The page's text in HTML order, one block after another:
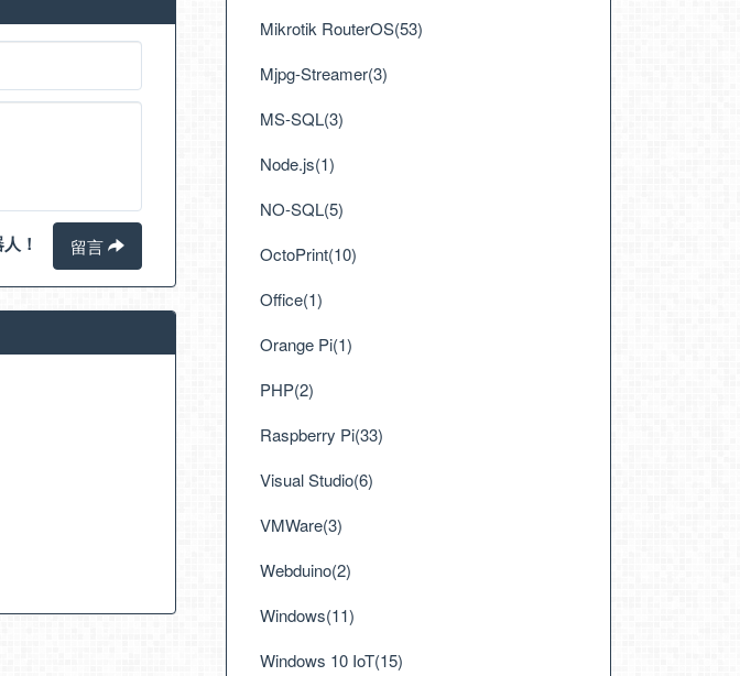
！ 留言
Mikrotik RouterOS(53)
Mjpg-Streamer(3)
MS-SQL(3)
Node.js(1)
NO-SQL(5)
OctoPrint(10)
Office(1)
Orange Pi(1)
PHP(2)
Raspberry Pi(33)
Visual Studio(6)
VMWare(3)
Webduino(2)
Windows(11)
Windows 10 IoT(15)